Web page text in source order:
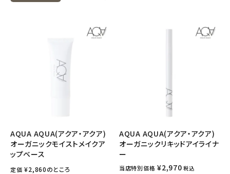
AQUA AQUA(アクア・アクア)
オーガニックモイストメイクア
ップベース
定価 ¥2,860のところ
AQUA AQUA(アクア・アクア)
オーガニックリキッドアイライナ
ー
当店特別価格 ¥2,970 税込